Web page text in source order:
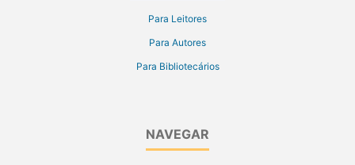
Para Leitores
Para Autores
Para Bibliotecários
NAVEGAR